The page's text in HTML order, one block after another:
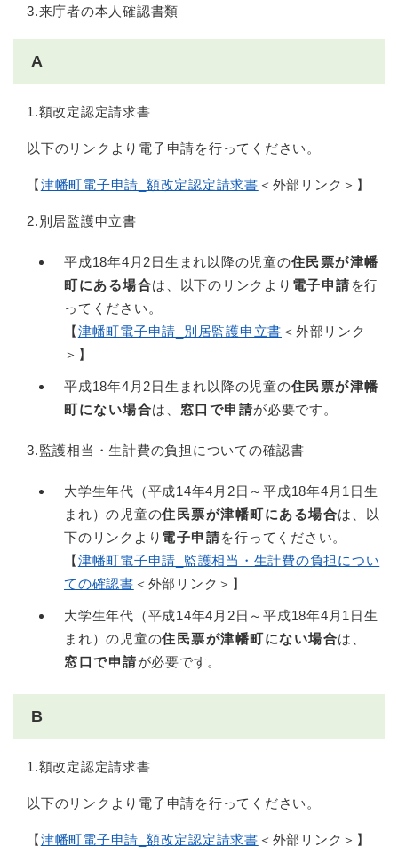
3.来庁者の本人確認書類
A
1.額改定認定請求書
以下のリンクより電子申請を行ってください。
【津幡町電子申請_額改定認定請求書 ＜外部リンク＞ 】
2.別居監護申立書
平成18年4月2日生まれ以降の児童の住民票が津幡
町にある場合は、以下のリンクより 電子申請 を行
ってください。
【津幡町電子申請_別居監護申立書 ＜外部リンク
＞ 】
平成18年4月2日生まれ以降の児童の住民票が津幡
町にない場合は、 窓口で申請が必要です。
3.監護相当・生計費の負担についての確認書
大学生年代（平成14年4月2日～平成18年4月1日生
まれ）の児童の住民票が津幡町にある場合は、以
下のリンクより 電子申請を行ってください。
【津幡町電子申請_監護相当・生計費の負担につい
ての確認書 ＜外部リンク＞ 】
大学生年代（平成14年4月2日～平成18年4月1日生
まれ）の児童の住民票が津幡町にない場合は、
窓口で申請が必要です。
B
1.額改定認定請求書
以下のリンクより電子申請を行ってください。
【津幡町電子申請_額改定認定請求書 ＜外部リンク＞ 】